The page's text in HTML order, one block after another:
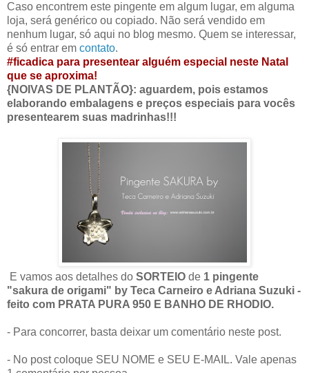
Caso encontrem este pingente em algum lugar, em alguma
loja, será genérico ou copiado. Não será vendido em
nenhum lugar, só aqui no blog mesmo. Quem se interessar,
é só entrar em contato.
#ficadica para presentear alguém especial neste Natal
que se aproxima!
{NOIVAS DE PLANTÃO}: aguardem, pois estamos
elaborando embalagens e preços especiais para vocês
presentearem suas madrinhas!!!
E vamos aos detalhes do SORTEIO de 1 pingente
"sakura de origami" by Teca Carneiro e Adriana Suzuki -
feito com PRATA PURA 950 E BANHO DE RHODIO.
- Para concorrer, basta deixar um comentário neste post.
- No post coloque SEU NOME e SEU E-MAIL. Vale apenas